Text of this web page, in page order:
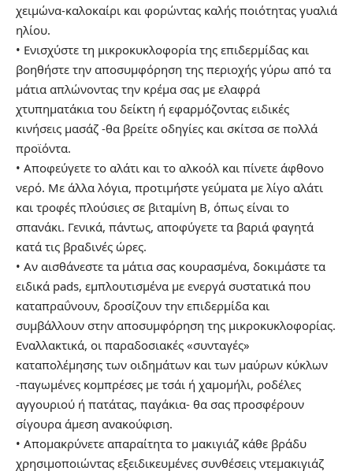
χειμώνα-καλοκαίρι και φορώντας καλής ποιότητας γυαλιά
ηλίου.
• Ενισχύστε τη μικροκυκλοφορία της επιδερμίδας και
βοηθήστε την αποσυμφόρηση της περιοχής γύρω από τα
μάτια απλώνοντας την κρέμα σας με ελαφρά
χτυπηματάκια του δείκτη ή εφαρμόζοντας ειδικές
κινήσεις μασάζ -θα βρείτε οδηγίες και σκίτσα σε πολλά
προϊόντα.
• Αποφεύγετε το αλάτι και το αλκοόλ και πίνετε άφθονο
νερό. Με άλλα λόγια, προτιμήστε γεύματα με λίγο αλάτι
και τροφές πλούσιες σε βιταμίνη Β, όπως είναι το
σπανάκι. Γενικά, πάντως, αποφύγετε τα βαριά φαγητά
κατά τις βραδινές ώρες.
• Αν αισθάνεστε τα μάτια σας κουρασμένα, δοκιμάστε τα
ειδικά pads, εμπλουτισμένα με ενεργά συστατικά που
καταπραΰνουν, δροσίζουν την επιδερμίδα και
συμβάλλουν στην αποσυμφόρηση της μικροκυκλοφορίας.
Εναλλακτικά, οι παραδοσιακές «συνταγές»
καταπολέμησης των οιδημάτων και των μαύρων κύκλων
-παγωμένες κομπρέσες με τσάι ή χαμομήλι, ροδέλες
αγγουριού ή πατάτας, παγάκια- θα σας προσφέρουν
σίγουρα άμεση ανακούφιση.
• Απομακρύνετε απαραίτητα το μακιγιάζ κάθε βράδυ
χρησιμοποιώντας εξειδικευμένες συνθέσεις ντεμακιγιάζ